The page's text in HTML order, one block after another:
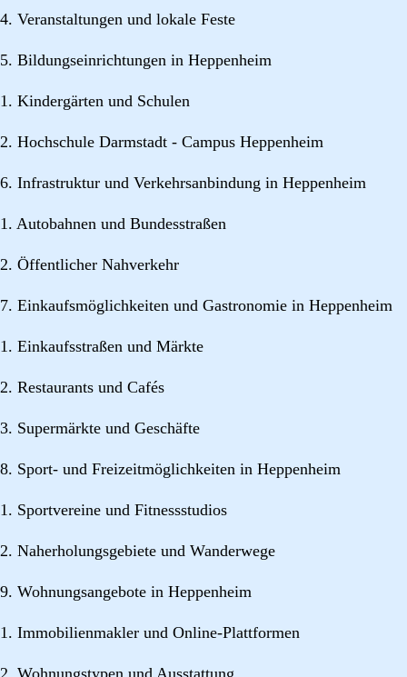
4. Veranstaltungen und lokale Feste
5. Bildungseinrichtungen in Heppenheim
1. Kindergärten und Schulen
2. Hochschule Darmstadt - Campus Heppenheim
6. Infrastruktur und Verkehrsanbindung in Heppenheim
1. Autobahnen und Bundesstraßen
2. Öffentlicher Nahverkehr
7. Einkaufsmöglichkeiten und Gastronomie in Heppenheim
1. Einkaufsstraßen und Märkte
2. Restaurants und Cafés
3. Supermärkte und Geschäfte
8. Sport- und Freizeitmöglichkeiten in Heppenheim
1. Sportvereine und Fitnessstudios
2. Naherholungsgebiete und Wanderwege
9. Wohnungsangebote in Heppenheim
1. Immobilienmakler und Online-Plattformen
2. Wohnungstypen und Ausstattung